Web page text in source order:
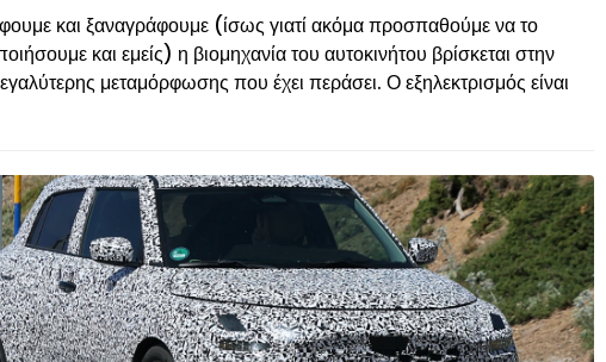
και ξαναγράφουμε (ίσως γιατί ακόμα προσπαθούμε να το
και εμείς) η βιομηχανία του αυτοκινήτου βρίσκεται στην
μεταμόρφωσης που έχει περάσει. Ο εξηλεκτρισμός είναι